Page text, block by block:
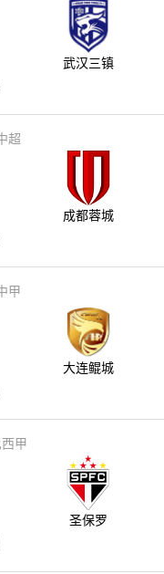
武汉三镇
超
成都蓉城
甲
大连鲲城
西甲
圣保罗